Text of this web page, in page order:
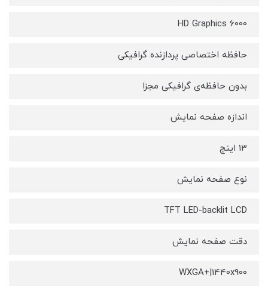
HD Graphics 6000
حافظه اختصاصی پردازنده گرافیکی
بدون حافظه‌ی گرافیکی مجزا
اندازه صفحه نمایش
13 اینچ
نوع صفحه نمایش
TFT LED-backlit LCD
دقت صفحه نمایش
WXGA+|1440x900